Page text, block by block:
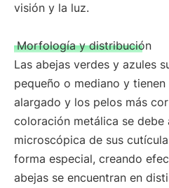
visión y la luz.
Morfología y distribución
Las abejas verdes y azules
pequeño o mediano y
alargado y los pelos más
coloración metálica se debe
microscópica de sus
forma especial, creando
abejas se encuentran en